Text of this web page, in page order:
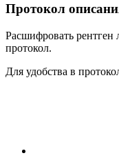
Протокол
Расшифровать рентген
протокол.
Для удобства в